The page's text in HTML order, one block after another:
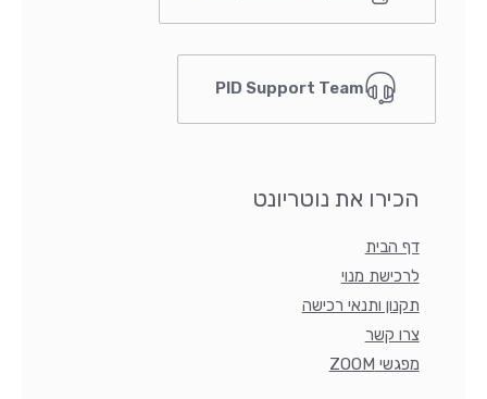
PID Support Team
הכירו את נוטריונט
דף הבית
לרכישת מנוי
תקנון ותנאי רכישה
צרו קשר
מפגשי ZOOM